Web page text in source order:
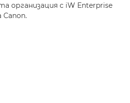
организация с iW Enterprise
Canon.